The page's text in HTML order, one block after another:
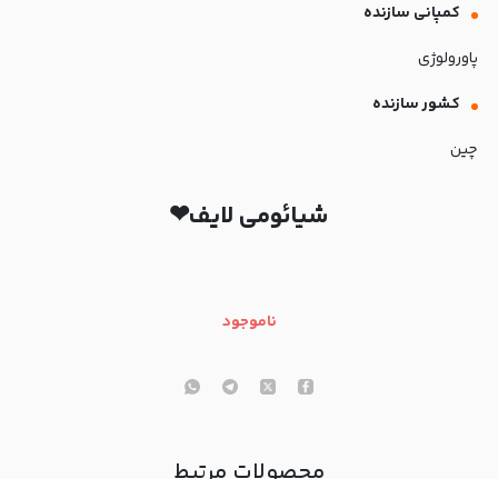
کمپانی سازنده
پاورولوژی
کشور سازنده
چین
شیائومی لایف❤
ناموجود